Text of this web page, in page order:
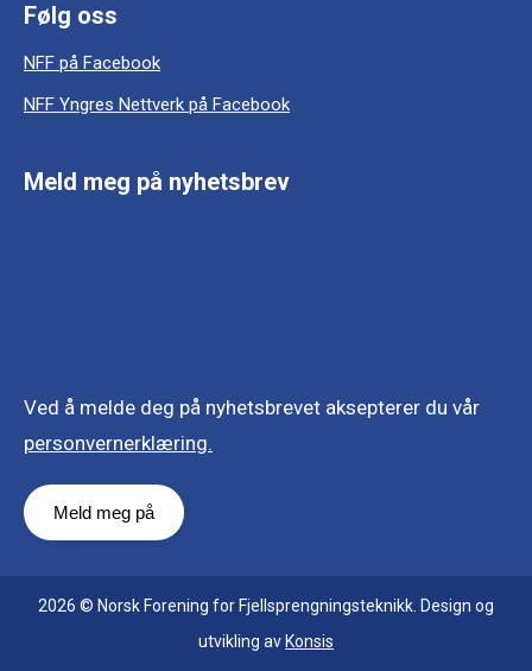
Følg oss
NFF på Facebook
NFF Yngres Nettverk på Facebook
Meld meg på nyhetsbrev
Ved å melde deg på nyhetsbrevet aksepterer du vår
personvernerklæring.
2026 © Norsk Forening for Fjellsprengningsteknikk. Design og
utvikling av Konsis